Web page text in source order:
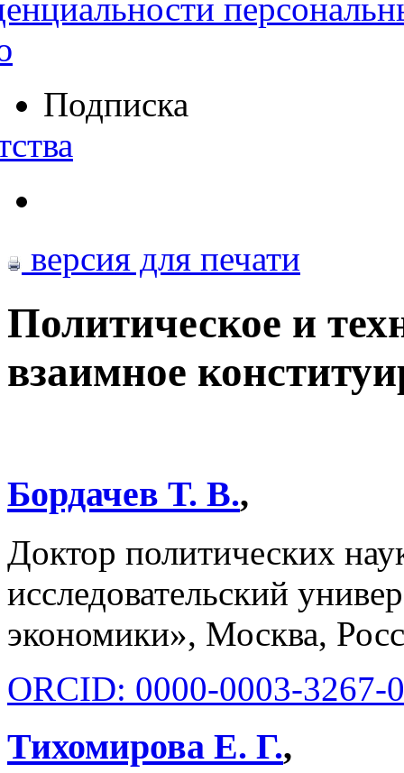
Подписка
версия для печати
Политическое и
взаимное
Бордачев Т. В.,
Доктор политических
исследовательский
экономики», Москва,
ORCID: 0000-0003-3267-
Тихомирова Е. Г.,